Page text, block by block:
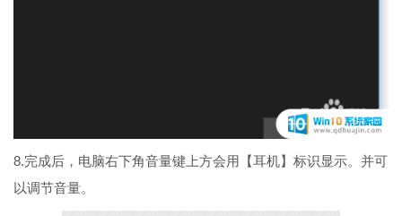
8.完成后，电脑右下角音量键上方会用【耳机】标识显示。并可
以调节音量。